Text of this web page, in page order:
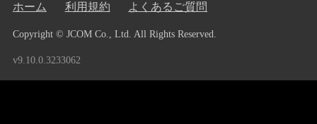
ホーム 利用規約 よくあるご質問
Copyright © JCOM Co., Ltd. All Rights Reserved.
v9.10.0.3233062